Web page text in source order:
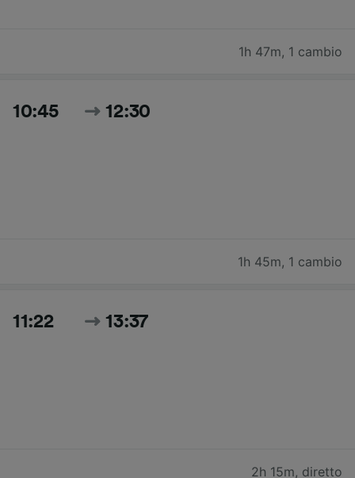
1h 47m, 1 cambio
10:45 12:30
1h 45m, 1 cambio
11:22 13:37
2h 15m, diretto